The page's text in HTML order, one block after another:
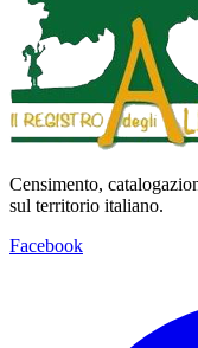
Censimento,
sul territorio italiano.
Facebook